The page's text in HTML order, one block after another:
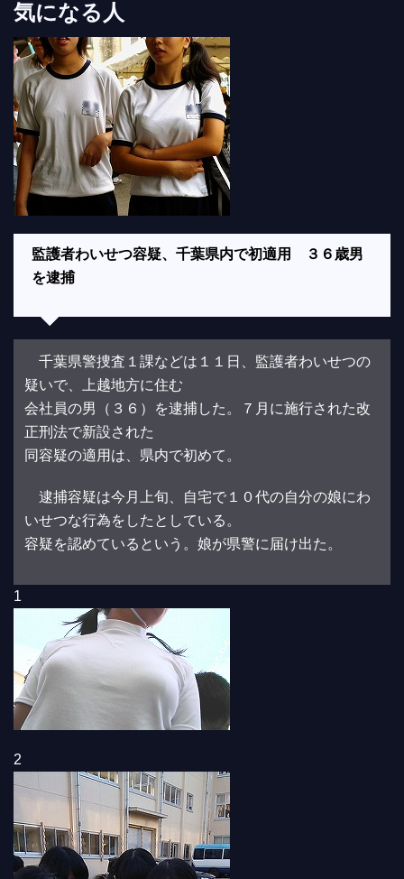
気になる人
監護者わいせつ容疑、千葉県内で初適用 ３６歳男
を逮捕
千葉県警捜査１課などは１１日、監護者わいせつの
疑いで、上越地方に住む
会社員の男（３６）を逮捕した。７月に施行された改
正刑法で新設された
同容疑の適用は、県内で初めて。
逮捕容疑は今月上旬、自宅で１０代の自分の娘にわ
いせつな行為をしたとしている。
容疑を認めているという。娘が県警に届け出た。
1
2